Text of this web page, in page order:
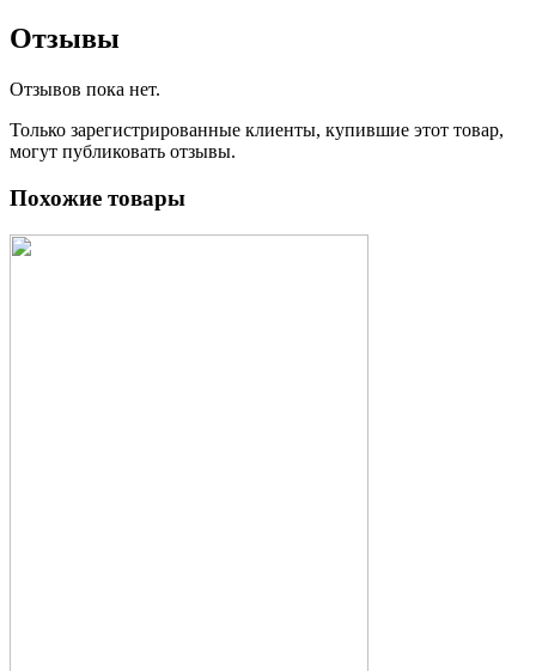
Отзывы
Отзывов пока нет.
Только зарегистрированные клиенты, купившие этот товар,
могут публиковать отзывы.
Похожие товары